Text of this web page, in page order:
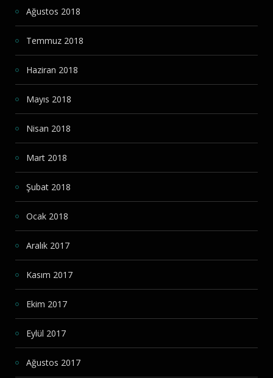
Ağustos 2018
Temmuz 2018
Haziran 2018
Mayıs 2018
Nisan 2018
Mart 2018
Şubat 2018
Ocak 2018
Aralık 2017
Kasım 2017
Ekim 2017
Eylül 2017
Ağustos 2017